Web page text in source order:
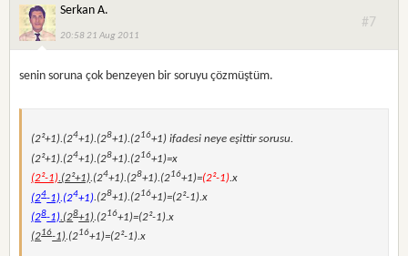
Serkan A.
20:58 21 Aug 2011
#7
senin soruna çok benzeyen bir soruyu çözmüştüm.
(2²+1).(24+1).(28+1).(216+1) ifadesi neye eşittir sorusu.
(2²+1).(24+1).(28+1).(216+1)=x
(2²-1).(2²+1).(24+1).(28+1).(216+1)=(2²-1).x
(24-1).(24+1).(28+1).(216+1)=(2²-1).x
(28-1).(28+1).(216+1)=(2²-1).x
(216-1).(216+1)=(2²-1).x